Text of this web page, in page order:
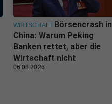
WIRTSCHAFT Börsencrash in
China: Warum Peking
Banken rettet, aber die
Wirtschaft nicht
06.08.2026